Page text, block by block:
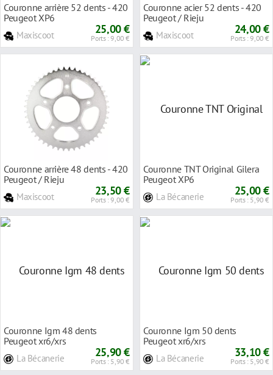
Couronne arrière 52 dents - 420
Peugeot XP6
Maxiscoot 25,00 €
Ports : 9,00 €
Couronne acier 52 dents - 420
Peugeot / Rieju
Maxiscoot 24,00 €
Ports : 9,00 €
Couronne arrière 48 dents - 420
Peugeot / Rieju
Maxiscoot 23,50 €
Ports : 9,00 €
Couronne TNT Original Gilera
Peugeot XP6
La Bécanerie 25,00 €
Ports : 5,90 €
Couronne Igm 48 dents
Peugeot xr6/xrs
La Bécanerie 25,90 €
Ports : 5,90 €
Couronne Igm 50 dents
Peugeot xr6/xrs
La Bécanerie 33,10 €
Ports : 5,90 €